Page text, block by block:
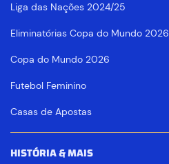
Liga das Nações 2024/25
Eliminatórias Copa do Mundo 2026
Copa do Mundo 2026
Futebol Feminino
Casas de Apostas
HISTÓRIA & MAIS